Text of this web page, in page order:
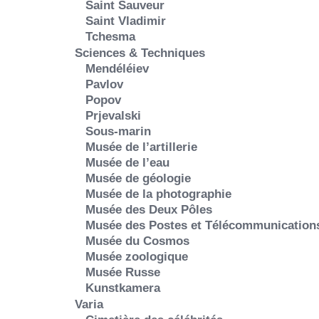
Saint Sauveur
Saint Vladimir
Tchesma
Sciences & Techniques
Mendéléiev
Pavlov
Popov
Prjevalski
Sous-marin
Musée de l’artillerie
Musée de l’eau
Musée de géologie
Musée de la photographie
Musée des Deux Pôles
Musée des Postes et
Musée du Cosmos
Musée zoologique
Musée Russe
Kunstkamera
Varia